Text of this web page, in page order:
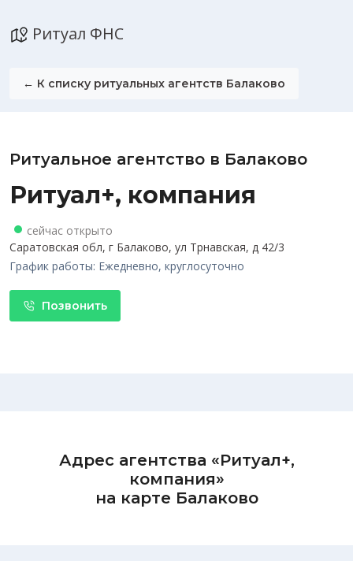
Ритуал ФНС
← К списку ритуальных агентств Балаково
Ритуальное агентство в Балаково
Ритуал+, компания
сейчас открыто
Саратовская обл, г Балаково, ул Трнавская, д 42/3
График работы: Ежедневно, круглосуточно
Позвонить
Адрес агентства «Ритуал+,
компания»
на карте Балаково